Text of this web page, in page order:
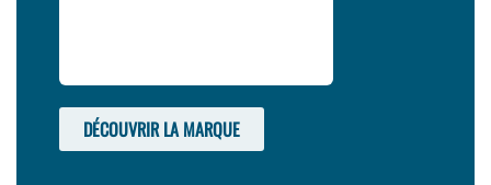
DÉCOUVRIR LA MARQUE